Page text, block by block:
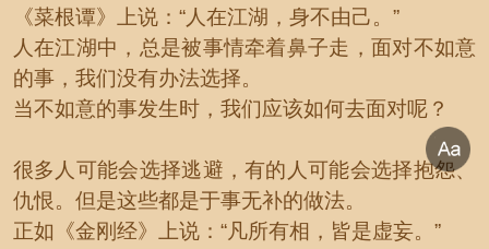
《菜根谭》上说：“人在江湖，身不由己。”
人在江湖中，总是被事情牵着鼻子走，面对不如意
的事，我们没有办法选择。
当不如意的事发生时，我们应该如何去面对呢？
很多人可能会选择逃避，有的人可能会选择抱怨、
仇恨。但是这些都是于事无补的做法。
正如《金刚经》上说：“凡所有相，皆是虚妄。”